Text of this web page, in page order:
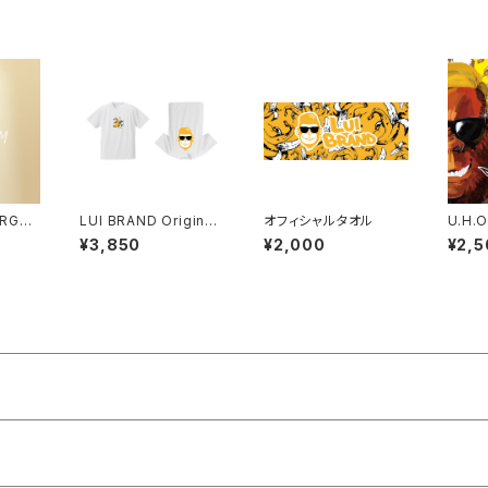
LUI BRAND Original
T-shirt
¥3,850
オフィシャルタオル
¥2,000
Dア